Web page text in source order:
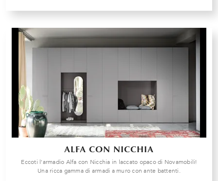
ALFA CON NICCHIA
Eccoti l'armadio Alfa con Nicchia in laccato opaco di Novamobili!
Una ricca gamma di armadi a muro con ante battenti.